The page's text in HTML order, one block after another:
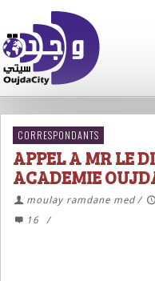
CORRESPONDANTS
APPEL A MR LE
ACADEMIE
moulay ramdane med /
16
/